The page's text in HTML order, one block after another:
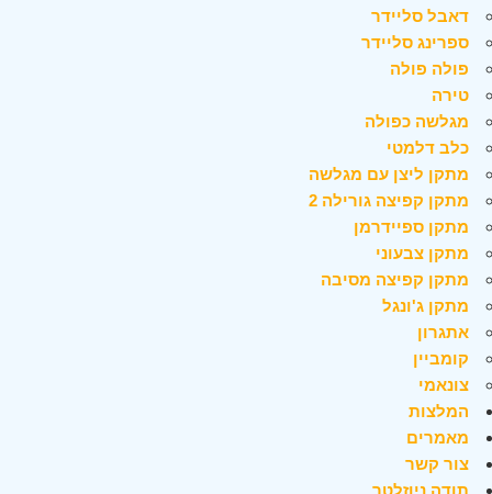
דאבל סליידר
ספרינג סליידר
פולה פולה
טירה
מגלשה כפולה
כלב דלמטי
מתקן ליצן עם מגלשה
מתקן קפיצה גורילה 2
מתקן ספיידרמן
מתקן צבעוני
מתקן קפיצה מסיבה
מתקן ג'ונגל
אתגרון
קומביין
צונאמי
המלצות
מאמרים
צור קשר
תודה ניוזלטר